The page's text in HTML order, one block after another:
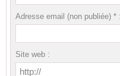
Adresse email (non publiée) * :
Site web :